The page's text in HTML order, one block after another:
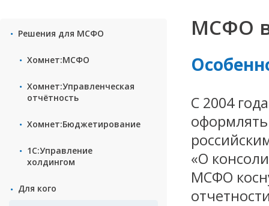
Решения для МСФО
Хомнет:МСФО
Хомнет:Управленческая
отчётность
Хомнет:Бюджетирование
1С:Управление
холдингом
Для кого
МСФО
С 2004
«О
МСФО